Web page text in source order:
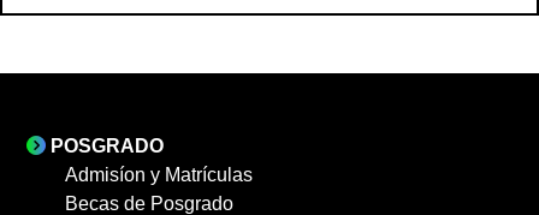
POSGRADO
Admisíon y Matrículas
Becas de Posgrado